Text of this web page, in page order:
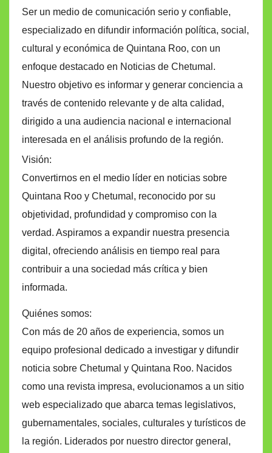
Ser un medio de comunicación serio y confiable,
especializado en difundir información política, social,
cultural y económica de Quintana Roo, con un
enfoque destacado en Noticias de Chetumal.
Nuestro objetivo es informar y generar conciencia a
través de contenido relevante y de alta calidad,
dirigido a una audiencia nacional e internacional
interesada en el análisis profundo de la región.
Visión:
Convertirnos en el medio líder en noticias sobre
Quintana Roo y Chetumal, reconocido por su
objetividad, profundidad y compromiso con la
verdad. Aspiramos a expandir nuestra presencia
digital, ofreciendo análisis en tiempo real para
contribuir a una sociedad más crítica y bien
informada.
Quiénes somos:
Con más de 20 años de experiencia, somos un
equipo profesional dedicado a investigar y difundir
noticia sobre Chetumal y Quintana Roo. Nacidos
como una revista impresa, evolucionamos a un sitio
web especializado que abarca temas legislativos,
gubernamentales, sociales, culturales y turísticos de
la región. Liderados por nuestro director general,